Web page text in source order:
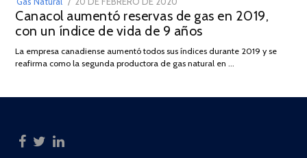
ON
DE
JULIO
2025
Canacol aumentó reservas de gas en 2019,
con un índice de vida de 9 años
La empresa canadiense aumentó todos sus índices durante 2019 y se
reafirma como la segunda productora de gas natural en …